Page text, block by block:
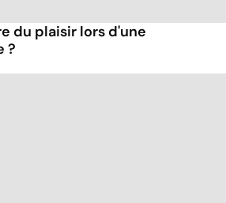
du plaisir lors d'une
?